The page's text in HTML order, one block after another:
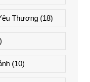
Thương(18)
(10)